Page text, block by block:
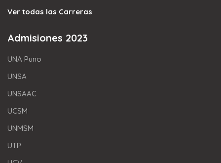
Ver todas las Carreras
Admisiones 2023
UNA Puno
UNSA
UNSAAC
UCSM
UNMSM
UTP